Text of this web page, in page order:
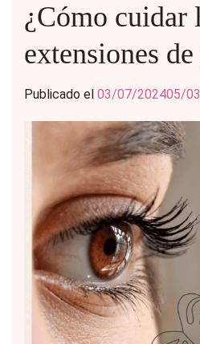
¿Cómo cuidar
extensiones de
Publicado el 03/07/202405/